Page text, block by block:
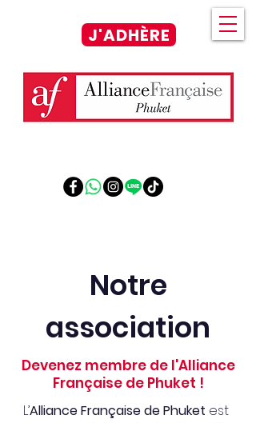
J'ADHÈRE
Notre
association
Devenez membre de l'Alliance
Française de Phuket !
L’Alliance Française de Phuket est